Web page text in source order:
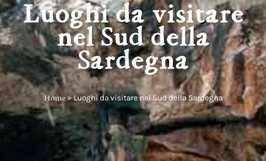
Luoghi da visitare
nel Sud della
Sardegna
Home»Luoghi da visitare nel Sud della Sardegna